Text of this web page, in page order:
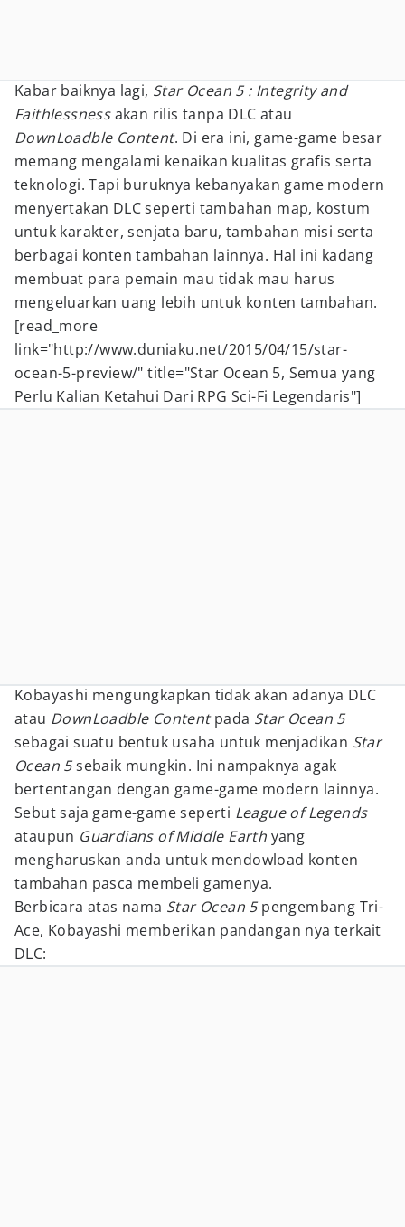
Kabar baiknya lagi, Star Ocean 5 : Integrity and
Faithlessnessakan rilis tanpa DLC atau
DownLoadble Content. Di era ini, game-game besar
memang mengalami kenaikan kualitas grafis serta
teknologi. Tapi buruknya kebanyakan game modern
menyertakan DLC seperti tambahan map, kostum
untuk karakter, senjata baru, tambahan misi serta
berbagai konten tambahan lainnya. Hal ini kadang
membuat para pemain mau tidak mau harus
mengeluarkan uang lebih untuk konten tambahan.
[read_more
link="http://www.duniaku.net/2015/04/15/star-
ocean-5-preview/" title="Star Ocean 5, Semua yang
Perlu Kalian Ketahui Dari RPG Sci-Fi Legendaris"]
Kobayashi mengungkapkan tidak akan adanya DLC
atau DownLoadble Contentpada Star Ocean 5
sebagai suatu bentuk usaha untuk menjadikan Star
Ocean 5sebaik mungkin. Ini nampaknya agak
bertentangan dengan game-game modern lainnya.
Sebut saja game-game seperti League of Legends
ataupun Guardians of Middle Earth yang
mengharuskan anda untuk mendowload konten
tambahan pasca membeli gamenya.
Berbicara atas nama Star Ocean 5pengembang Tri-
Ace, Kobayashi memberikan pandangan nya terkait
DLC: